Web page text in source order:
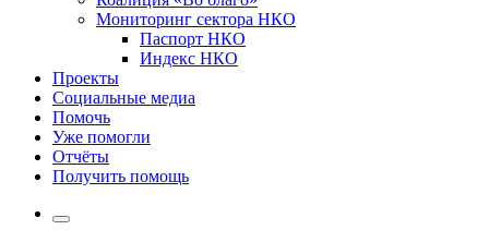
Мониторинг сектора НКО
Паспорт НКО
Индекс НКО
Проекты
Социальные медиа
Помочь
Уже помогли
Отчёты
Получить помощь
More